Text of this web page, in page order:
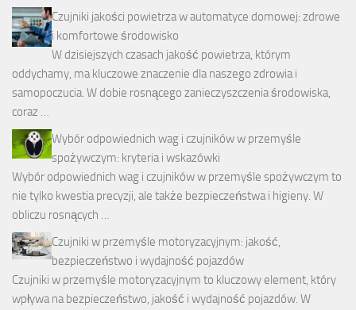
Czujniki jakości powietrza w automatyce domowej: zdrowe
i komfortowe środowisko
W dzisiejszych czasach jakość powietrza, którym
oddychamy, ma kluczowe znaczenie dla naszego zdrowia i
samopoczucia. W dobie rosnącego zanieczyszczenia środowiska,
coraz …
Wybór odpowiednich wag i czujników w przemyśle
spożywczym: kryteria i wskazówki
Wybór odpowiednich wag i czujników w przemyśle spożywczym to
nie tylko kwestia precyzji, ale także bezpieczeństwa i higieny. W
obliczu rosnących …
Czujniki w przemyśle motoryzacyjnym: jakość,
bezpieczeństwo i wydajność pojazdów
Czujniki w przemyśle motoryzacyjnym to kluczowy element, który
wpływa na bezpieczeństwo, jakość i wydajność pojazdów. W